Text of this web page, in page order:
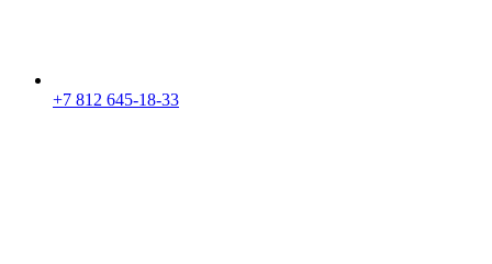
+7 812 645-18-33